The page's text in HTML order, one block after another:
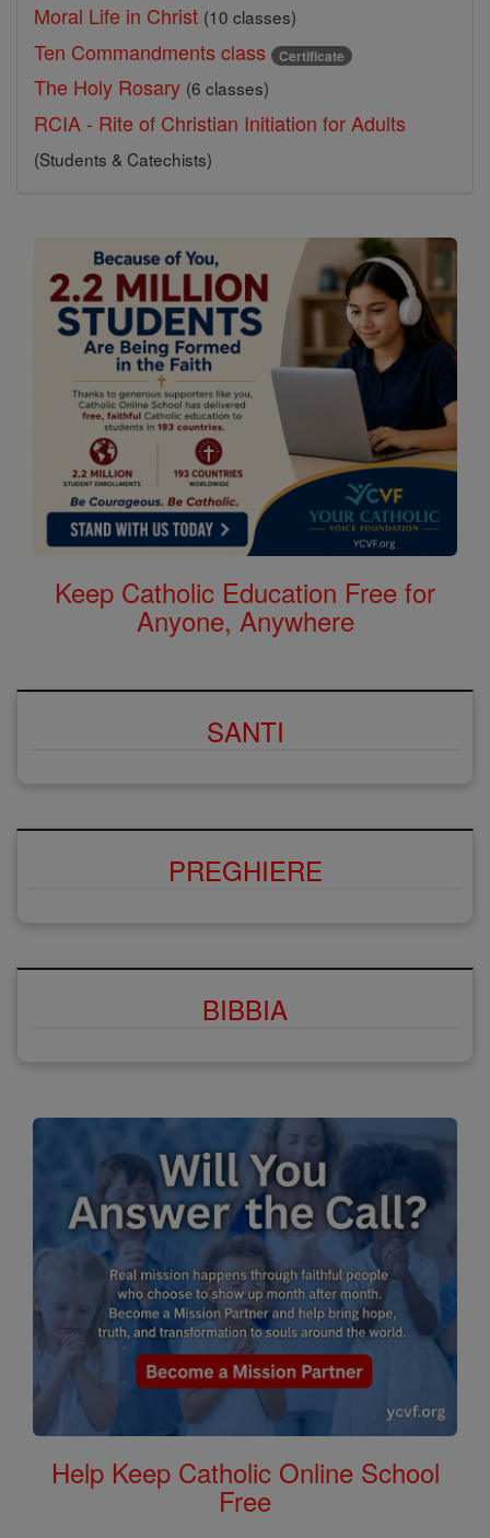
Moral Life in Christ (10 classes)
Ten Commandments class Certificate
The Holy Rosary (6 classes)
RCIA - Rite of Christian Initiation for Adults
(Students & Catechists)
Keep Catholic Education Free for
Anyone, Anywhere
SANTI
PREGHIERE
BIBBIA
Help Keep Catholic Online School
Free